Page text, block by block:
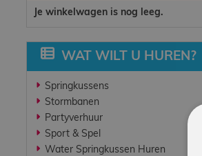
Veilig spelen
Werken bij
Contact
Je winkelwagen is nog leeg.
WAT WILT U HUREN?
Springkussens
Stormbanen
Partyverhuur
Sport & Spel
Water Springkussen Huren